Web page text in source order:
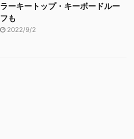
ラーキートップ・キーボードルー
フも
2022/9/2